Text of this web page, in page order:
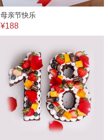
母亲节快乐
¥188